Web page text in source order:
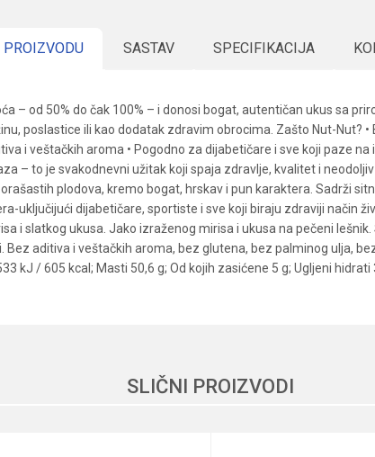
PROIZVODU SASTAV SPECIFIKACIJA
– od 50% do čak 100% – i donosi bogat, autentičan ukus sa
poslastice ili kao dodatak zdravim obrocima. Zašto Nut-Nut?
i veštačkih aroma • Pogodno za dijabetičare i sve koji paze
– to je svakodnevni užitak koji spaja zdravlje, kvalitet i
plodova, kremo bogat, hrskav i pun karaktera. Sadrži
uključijući dijabetičare, sportiste i sve koji biraju zdraviji način
i slatkog ukusa. Jako izraženog mirisa i ukusa na pečeni
aditiva i veštačkih aroma, bez glutena, bez palminog ulja,
kJ / 605 kcal; Masti 50,6 g; Od kojih zasićene 5 g; Ugljeni hidrati
Veleprodaja
SLIČNI PROIZVODI